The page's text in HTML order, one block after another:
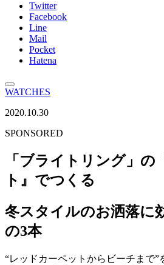
Twitter
Facebook
Line
Mail
Pocket
Hatena
WATCHES
2020.10.30
SPONSORED
「ブライトリング」の
ト』でつくる
冬スタイルのお洒落に
の3本
“レッドカーペットからビーチまで